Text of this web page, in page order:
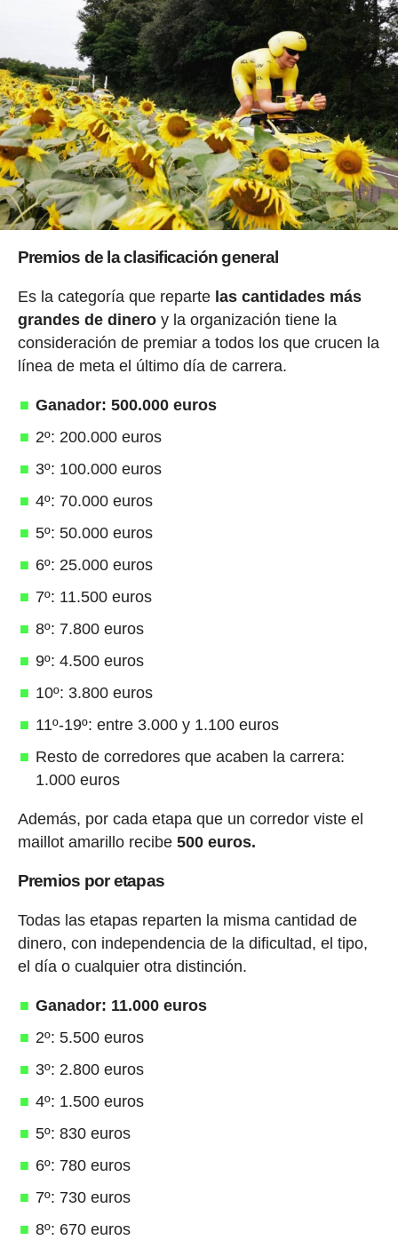
Premios de la clasificación general
Es la categoría que reparte las cantidades más
grandes de dineroy la organización tiene la
consideración de premiar a todos los que crucen la
línea de meta el último día de carrera.
Ganador: 500.000 euros
2º: 200.000 euros
3º: 100.000 euros
4º: 70.000 euros
5º: 50.000 euros
6º: 25.000 euros
7º: 11.500 euros
8º: 7.800 euros
9º: 4.500 euros
10º: 3.800 euros
11º-19º: entre 3.000 y 1.100 euros
Resto de corredores que acaben la carrera:
1.000 euros
Además, por cada etapa que un corredor viste el
maillot amarillo recibe500 euros.
Premios por etapas
Todas las etapas reparten la misma cantidad de
dinero, con independencia de la dificultad, el tipo,
el día o cualquier otra distinción.
Ganador: 11.000 euros
2º: 5.500 euros
3º: 2.800 euros
4º: 1.500 euros
5º: 830 euros
6º: 780 euros
7º: 730 euros
8º: 670 euros